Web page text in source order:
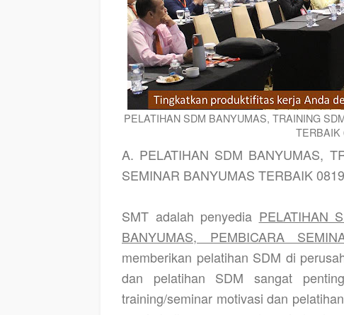
PELATIHAN SDM BANYUMAS, TRAINING
TERBAIK
A. PELATIHAN SDM BANYUMAS,
SEMINAR BANYUMAS TERBAIK
SMT adalah penyedia PELATIHAN
BANYUMAS, PEMBICARA
memberikan pelatihan SDM di
dan pelatihan SDM sangat
training/seminar motivasi dan